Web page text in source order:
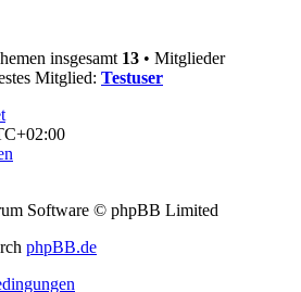
insgesamt 13 • Mitglieder
Mitglied: Testuser
Software © phpBB Limited
phpBB.de